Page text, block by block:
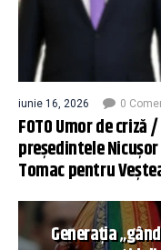
iunie 16, 2026 0
FOTO Umor de
președintele
Tomac pentru
Generația